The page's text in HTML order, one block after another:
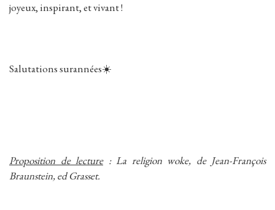
joyeux, inspirant, et vivant !
Salutations surannées☀️
Proposition de lecture: La religion woke, de Jean-François
Braunstein, ed Grasset.